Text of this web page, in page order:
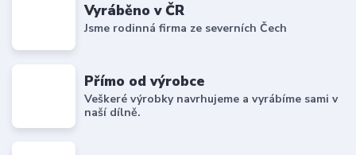
Vyráběno v ČR
Jsme rodinná firma ze severních Čech
Přímo od výrobce
Veškeré výrobky navrhujeme a vyrábíme sami v
naší dílně.